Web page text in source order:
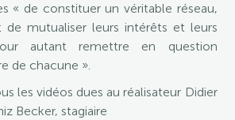
« de constituer un véritable réseau,
mutualiser leurs intérêts et leurs
autant remettre en question
de chacune ».
les vidéos dues au réalisateur Didier
Becker, stagiaire